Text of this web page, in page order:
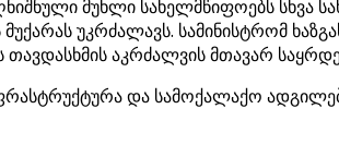
მუხლი სახელმწიფოებს
უკრძალავს. სამინისტრომ
აკრძალვის მთავარ
და სამოქალაქო